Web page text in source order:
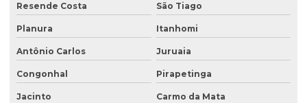
Resende Costa São Tiago
Planura Itanhomi
Antônio Carlos Juruaia
Congonhal Pirapetinga
Jacinto Carmo da Mata